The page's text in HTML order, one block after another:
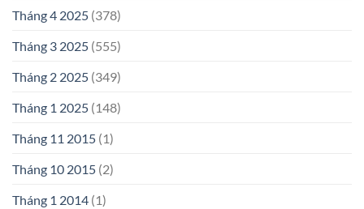
Tháng 4 2025 (378)
Tháng 3 2025 (555)
Tháng 2 2025 (349)
Tháng 1 2025 (148)
Tháng 11 2015 (1)
Tháng 10 2015 (2)
Tháng 1 2014 (1)